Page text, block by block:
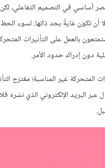
أساسي في التصميم التفاعلي،
أن تكون غايةً بحد ذاتها. لسوء
بالعمل على التأثيرات
دون إدراك حدود الأمر.
المتحركة غير المناسبة؛ مقترَح
عبر البريد الإلكتروني الذي نشره